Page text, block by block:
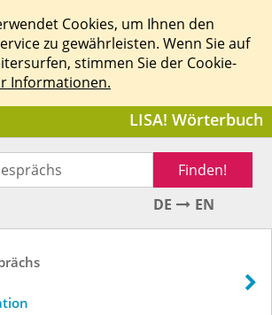
Cookies, um Ihnen den
zu gewährleisten. Wenn Sie auf
stimmen Sie der Cookie-
Informationen.
LISA! Wörterbuch
Finden!
DE
EN